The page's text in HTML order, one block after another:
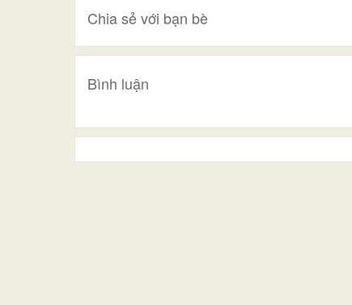
Chia sẻ với bạn bè
Bình luận